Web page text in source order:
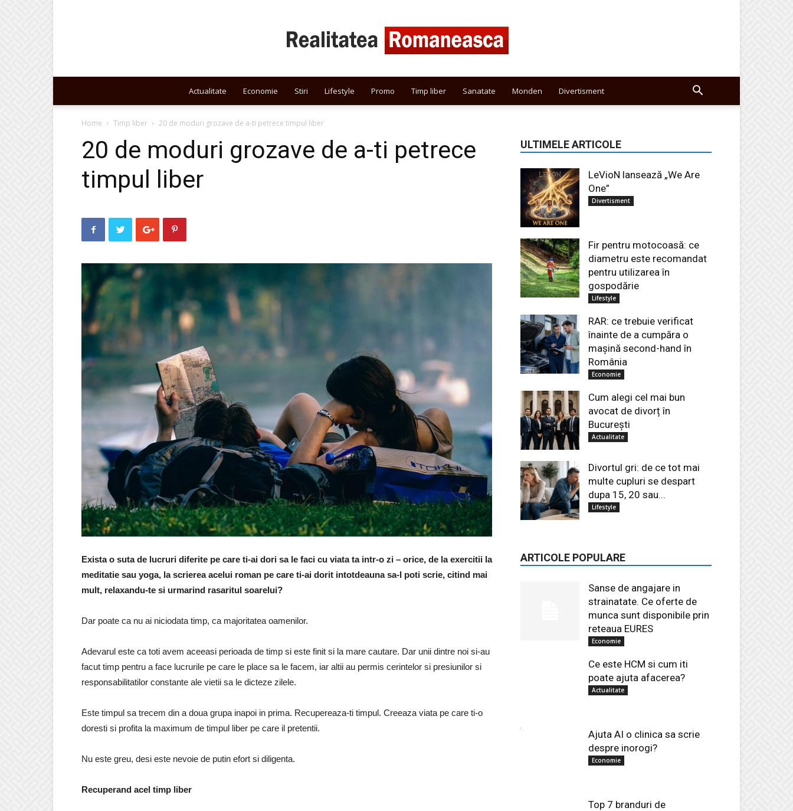
Actualitate Economie Stiri Lifestyle Promo Timp liber Sanatate Monden Divertisment
Home Timp liber 20 de moduri grozave de a-ti petrece timpul liber
20 de moduri grozave de a-ti petrece
timpul liber
Exista o suta de lucruri diferite pe care ti-ai dori sa le faci cu viata ta intr-o zi – orice, de la exercitii la
meditatie sau yoga, la scrierea acelui roman pe care ti-ai dorit intotdeauna sa-l poti scrie, citind mai
mult, relaxandu-te si urmarind rasaritul soarelui?
Dar poate ca nu ai niciodata timp, ca majoritatea oamenilor.
Adevarul este ca toti avem aceeasi perioada de timp si este finit si la mare cautare. Dar unii dintre noi si-au
facut timp pentru a face lucrurile pe care le place sa le facem, iar altii au permis cerintelor si presiunilor si
responsabilitatilor constante ale vietii sa le dicteze zilele.
Este timpul sa trecem din a doua grupa inapoi in prima. Recupereaza-ti timpul. Creeaza viata pe care ti-o
doresti si profita la maximum de timpul liber pe care il pretentii.
Nu este greu, desi este nevoie de putin efort si diligenta.
Recuperand acel timp liber
ULTIMELE ARTICOLE
LeVioN lansează „We Are
One”
Divertisment
Fir pentru motocoasă: ce
diametru este recomandat
pentru utilizarea în
gospodărie
Lifestyle
RAR: ce trebuie verificat
înainte de a cumpăra o
mașină second-hand în
România
Economie
Cum alegi cel mai bun
avocat de divorț în
București
Actualitate
Divortul gri: de ce tot mai
multe cupluri se despart
dupa 15, 20 sau...
Lifestyle
ARTICOLE POPULARE
Sanse de angajare in
strainatate. Ce oferte de
munca sunt disponibile prin
reteaua EURES
Economie
Ce este HCM si cum iti
poate ajuta afacerea?
Actualitate
Ajuta AI o clinica sa scrie
despre inorogi?
Economie
Top 7 branduri de